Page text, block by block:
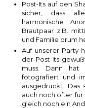
Post-Its auf den
sicher, dass
harmonische
Brautpaar z.B.
und Familie drum
Auf unserer Party
der Post Its
muss. Dann hat
fotografiert und
ausgedruckt. Das
auch noch öfter
gleich noch ein